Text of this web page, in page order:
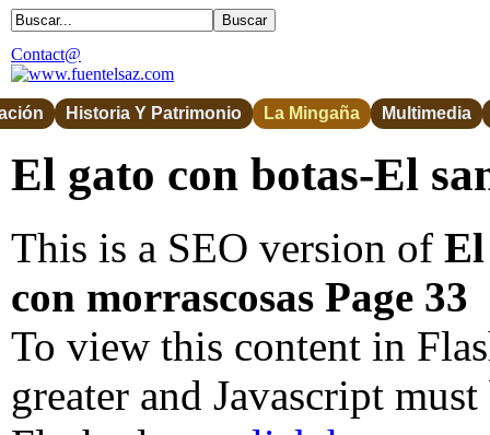
Contact@
Historia Y Patrimonio La Mingaña Multimedia
El gato con botas-El
This is a SEO version of El
con morrascosas Page 33
To view this content in
greater and Javascript